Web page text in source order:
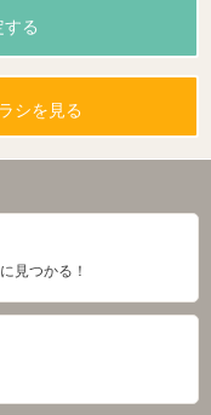
る
シを見る
見つかる！